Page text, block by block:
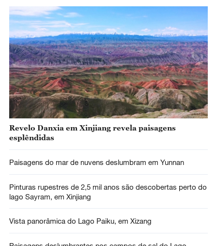
Revelo Danxia em Xinjiang revela paisagens
esplêndidas
Paisagens do mar de nuvens deslumbram em Yunnan
Pinturas rupestres de 2,5 mil anos são descobertas perto do
lago Sayram, em Xinjiang
Vista panorâmica do Lago Paiku, em Xizang